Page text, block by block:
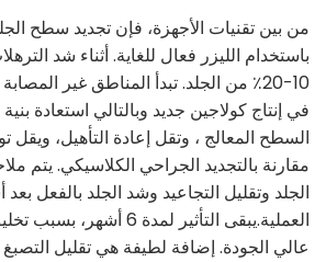
باستخدام الليزر فعال للغاية. أثناء شد
في إنتاج كولاجين جديد وبالتالي استعادة
السطح المعالج ، وتقل إعادة التأهيل، ويقل
مقارنة بالتجديد الجراحي الكلاسيكي. يتم
الجلد وتقليل التجاعيد وشد الجلد بالفعل
العملية.يبقى التأثير لمدة 6
عالي الجودة. إضافة لطيفة هي تقليل